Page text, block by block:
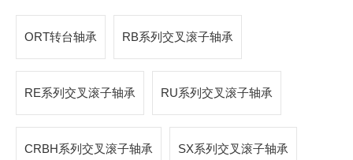
ORT转台轴承 RB系列交叉滚子轴承
RE系列交叉滚子轴承 RU系列交叉滚子轴承
CRBH系列交叉滚子轴承 SX系列交叉滚子轴承